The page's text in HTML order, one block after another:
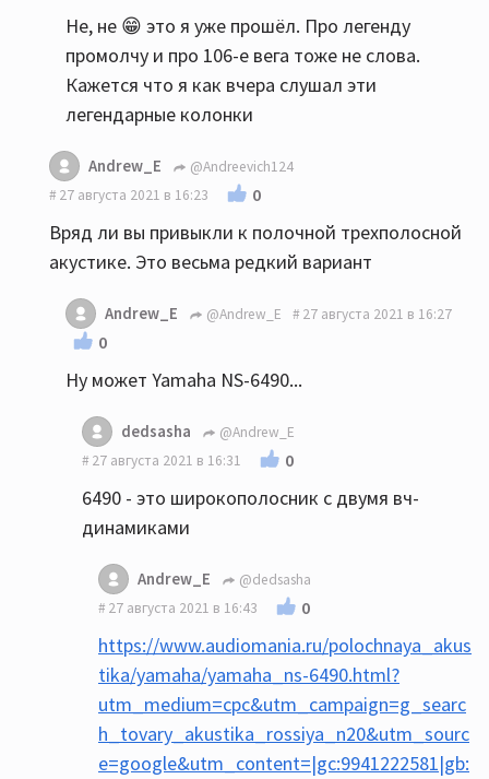
Не, не 😁 это я уже прошёл. Про легенду
промолчу и про 106-е вега тоже не слова.
Кажется что я как вчера слушал эти
легендарные колонки
Andrew_E
@Andreevich124
27 августа 2021 в 16:23
0
Вряд ли вы привыкли к полочной трехполосной
акустике. Это весьма редкий вариант
Andrew_E @Andrew_E 27 августа 2021 в 16:27
0
Ну может Yamaha NS-6490...
dedsasha
@Andrew_E
27 августа 2021 в 16:31
0
6490 - это широкополосник с двумя вч-
динамиками
Andrew_E
@dedsasha
27 августа 2021 в 16:43
0
https://www.audiomania.ru/polochnaya_akus
tika/yamaha/yamaha_ns-6490.html?
utm_medium=cpc&utm_campaign=g_searc
h_tovary_akustika_rossiya_n20&utm_sourc
e=google&utm_content=|gc:9941222581|gb: